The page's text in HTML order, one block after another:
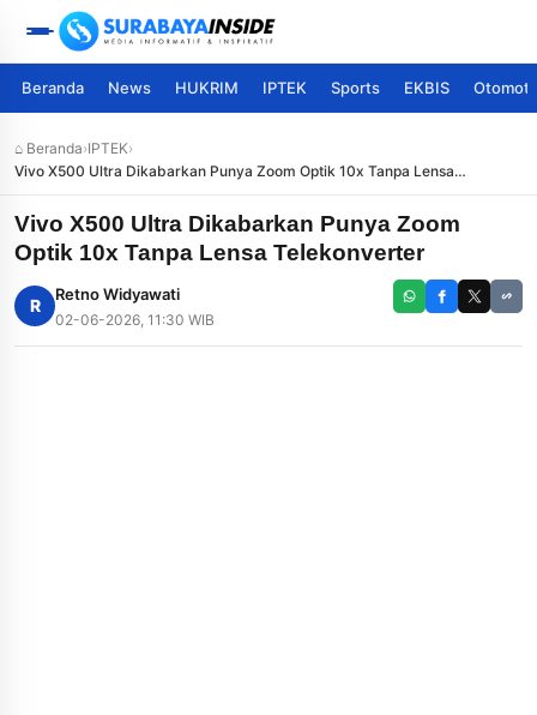
Beranda News HUKRIM IPTEK Sports EKBIS
⌂ Beranda›IPTEK›
Vivo X500 Ultra Dikabarkan Punya Zoom Optik 10x Tanpa Lensa
Telekonverter
Vivo X500 Ultra Dikabarkan Punya Zoom
Optik 10x Tanpa Lensa Telekonverter
R
Retno Widyawati
02-06-2026, 11:30 WIB